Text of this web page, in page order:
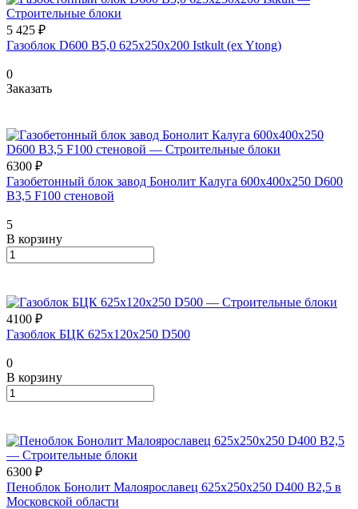
5 425 ₽
Газоблок D600 B5,0 625x250x200 Istkult (ex Ytong)
0
Заказать
6300 ₽
Газобетонный блок завод Бонолит Калуга 600х400х250 D600
B3,5 F100 стеновой
5
В корзину
4100 ₽
Газоблок БЦК 625х120х250 D500
0
В корзину
6300 ₽
Пеноблок Бонолит Малоярославец 625х250х250 D400 В2,5 в
Московской области